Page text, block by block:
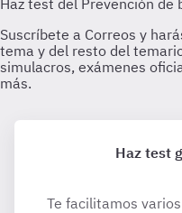
Haz test
Te facilitamos